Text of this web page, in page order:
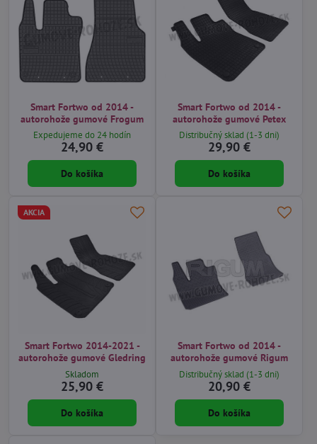
Smart Fortwo od 2014 -
autorohože gumové Frogum
Expedujeme do 24 hodín
24,90 €
Do košíka
Smart Fortwo od 2014 -
autorohože gumové Petex
Distribučný sklad (1-3 dni)
29,90 €
Do košíka
AKCIA
Smart Fortwo 2014-2021 -
autorohože gumové Gledring
Skladom
25,90 €
Do košíka
Smart Fortwo od 2014 -
autorohože gumové Rigum
Distribučný sklad (1-3 dni)
20,90 €
Do košíka